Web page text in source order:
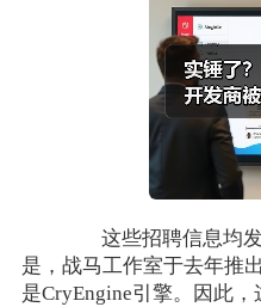
这些招聘信息均发
是，战马工作室于去年推
是CryEngine引擎。因此